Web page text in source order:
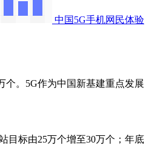
中国5G手机网民体验
。5G作为中国新基建重点发展
标由25万个增至30万个；年底